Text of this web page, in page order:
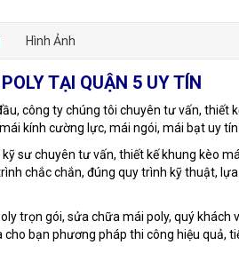
Hình Ảnh
TẠI QUẬN 5 UY TÍN
công ty chúng tôi chuyên tư vấn, thiết
kính cường lực, mái ngói, mái bạt uy
sư chuyên tư vấn, thiết kế khung kèo
chắc chắn, đúng quy trình kỹ thuật,
trọn gói, sửa chữa mái poly, quý khách
bạn phương pháp thi công hiệu quả,